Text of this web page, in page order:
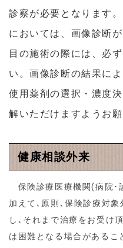
診察が必要となります
においては、画像診断
目の施術の際には、必
い。画像診断の結果に
使用薬剤の選択・濃度
解いただけますようお願
健康相談外来
保険診療医療機関(病院･
加えて､原則､保険診療対
し､それまで治療をお受け
は困難となる場合があるこ